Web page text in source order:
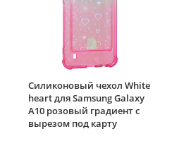
Силиконовый чехол White
heart для Samsung Galaxy
A10 розовый градиент c
вырезом под карту